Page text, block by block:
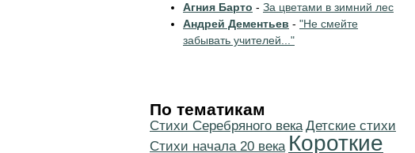
Агния Барто - За цветами в зимний лес
Андрей Дементьев - "Не смейте
забывать учителей..."
По тематикам
Cтихи Серебряного века Детские стихи
Cтихи начала 20 века Короткие